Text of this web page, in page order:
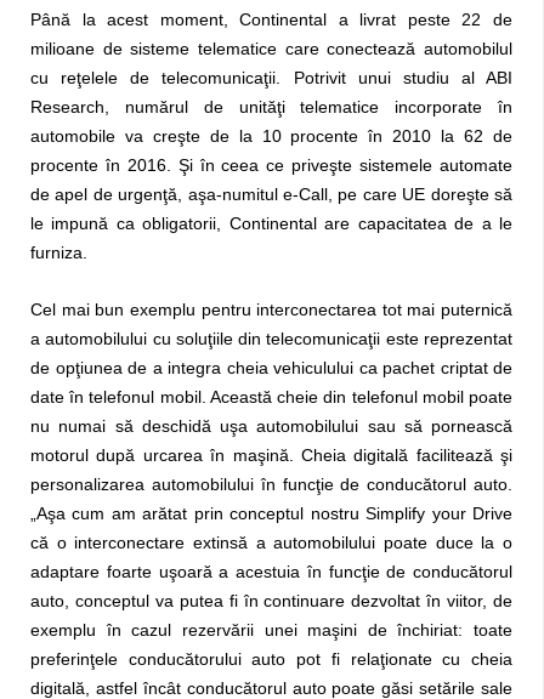
Până la acest moment, Continental a livrat peste 22 de
milioane de sisteme telematice care conectează automobilul
cu reţelele de telecomunicaţii. Potrivit unui studiu al ABI
Research, numărul de unităţi telematice incorporate în
automobile va creşte de la 10 procente în 2010 la 62 de
procente în 2016. Şi în ceea ce priveşte sistemele automate
de apel de urgenţă, aşa-numitul e-Call, pe care UE doreşte să
le impună ca obligatorii, Continental are capacitatea de a le
furniza.
Cel mai bun exemplu pentru interconectarea tot mai puternică
a automobilului cu soluţiile din telecomunicaţii este reprezentat
de opţiunea de a integra cheia vehiculului ca pachet criptat de
date în telefonul mobil. Această cheie din telefonul mobil poate
nu numai să deschidă uşa automobilului sau să pornească
motorul după urcarea în maşină. Cheia digitală facilitează şi
personalizarea automobilului în funcţie de conducătorul auto.
„Aşa cum am arătat prin conceptul nostru Simplify your Drive
că o interconectare extinsă a automobilului poate duce la o
adaptare foarte uşoară a acestuia în funcţie de conducătorul
auto, conceptul va putea fi în continuare dezvoltat în viitor, de
exemplu în cazul rezervării unei maşini de închiriat: toate
preferinţele conducătorului auto pot fi relaţionate cu cheia
digitală, astfel încât conducătorul auto poate găsi setările sale